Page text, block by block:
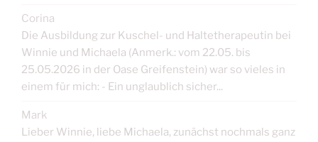
Corina
Die Ausbildung zur Kuschel- und Haltetherapeutin bei
Winnie und Michaela (Anmerk.: vom 22.05. bis
25.05.2026 in der Oase Greifenstein) war so vieles in
einem für mich: - Ein unglaublich sicher...
Mark
Lieber Winnie, liebe Michaela, zunächst nochmals ganz